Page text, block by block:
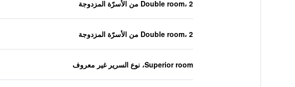
Double room، 2 من الأسرّة المزدوجة
Double room، 2 من الأسرّة المزدوجة
Superior room، نوع السرير غير معروف